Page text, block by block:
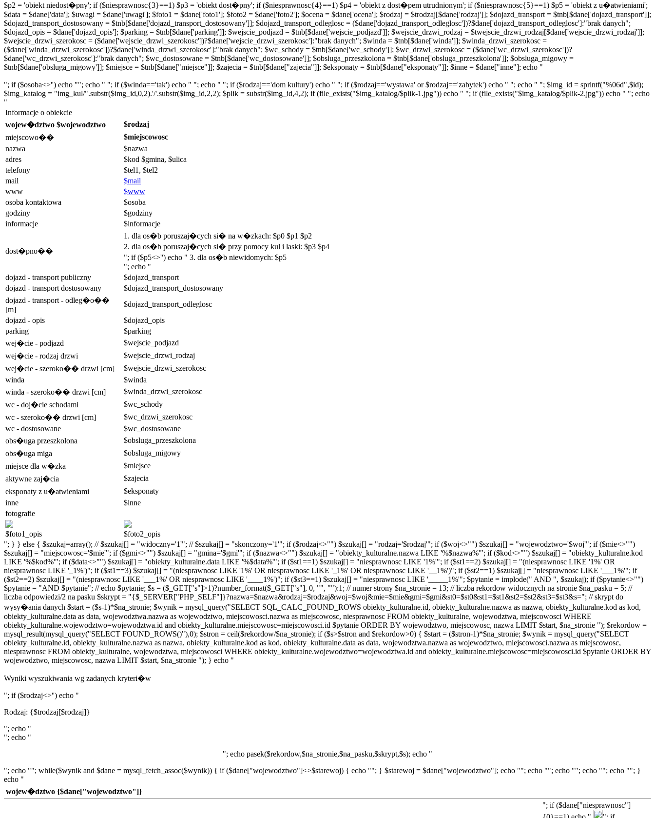
$p2 = 'obiekt niedost�pny'; if ($niesprawnosc{3}==1) $p3 = 'obiekt dost�pny'; if ($niesprawnosc{4}==1) $p4 = 'obiekt z dost�pem utrudnionym'; if ($niesprawnosc{5}==1) $p5 = 'obiekt z u�atwieniami';
$data = $dane['data']; $uwagi = $dane['uwagi']; $foto1 = $dane['foto1']; $foto2 = $dane['foto2']; $ocena = $dane['ocena']; $rodzaj = $trodzaj[$dane['rodzaj']]; $dojazd_transport = $tnb[$dane['dojazd_transport']];
$dojazd_transport_dostosowany = $tnb[$dane['dojazd_transport_dostosowany']]; $dojazd_transport_odleglosc = ($dane['dojazd_transport_odleglosc'])?$dane['dojazd_transport_odleglosc']:"brak danych";
$dojazd_opis = $dane['dojazd_opis']; $parking = $tnb[$dane['parking']]; $wejscie_podjazd = $tnb[$dane['wejscie_podjazd']]; $wejscie_drzwi_rodzaj = $twejscie_drzwi_rodzaj[$dane['wejscie_drzwi_rodzaj']];
$wejscie_drzwi_szerokosc = ($dane['wejscie_drzwi_szerokosc'])?$dane['wejscie_drzwi_szerokosc']:"brak danych"; $winda = $tnb[$dane['winda']]; $winda_drzwi_szerokosc =
($dane['winda_drzwi_szerokosc'])?$dane['winda_drzwi_szerokosc']:"brak danych"; $wc_schody = $tnb[$dane['wc_schody']]; $wc_drzwi_szerokosc = ($dane['wc_drzwi_szerokosc'])?
$dane['wc_drzwi_szerokosc']:"brak danych"; $wc_dostosowane = $tnb[$dane['wc_dostosowane']]; $obsluga_przeszkolona = $tnb[$dane['obsluga_przeszkolona']]; $obsluga_migowy =
$tnb[$dane['obsluga_migowy']]; $miejsce = $tnb[$dane["miejsce"]]; $zajecia = $tnb[$dane["zajecia"]]; $eksponaty = $tnb[$dane["eksponaty"]]; $inne = $dane["inne"]; echo "
"; if ($osoba<>'') echo ""; echo " "; if ($winda=='tak') echo " "; echo " "; if ($rodzaj=='dom kultury') echo " "; if ($rodzaj=='wystawa' or $rodzaj=='zabytek') echo " "; echo " "; $img_id = sprintf("%06d",$id);
$img_katalog = "img_kul/".substr($img_id,0,2).'/'.substr($img_id,2,2); $plik = substr($img_id,4,2); if (file_exists("$img_katalog/$plik-1.jpg")) echo " "; if (file_exists("$img_katalog/$plik-2.jpg")) echo " "; echo
"
Informacje o obiekcie
wojew�dztwo $wojewodztwo
$rodzaj
miejscowo��
$miejscowosc
nazwa
$nazwa
adres
$kod $gmina, $ulica
telefony
$tel1, $tel2
mail
$mail
www
$www
osoba kontaktowa
$osoba
godziny
$godziny
informacje
$informacje
dost�pno��
1. dla os�b poruszaj�cych si� na w�zkach: $p0 $p1 $p2
2. dla os�b poruszaj�cych si� przy pomocy kul i laski: $p3 $p4
"; if ($p5<>'') echo " 3. dla os�b niewidomych: $p5
"; echo "
dojazd - transport publiczny
$dojazd_transport
dojazd - transport dostosowany
$dojazd_transport_dostosowany
dojazd - transport - odleg�o��
[m]
$dojazd_transport_odleglosc
dojazd - opis
$dojazd_opis
parking
$parking
wej�cie - podjazd
$wejscie_podjazd
wej�cie - rodzaj drzwi
$wejscie_drzwi_rodzaj
wej�cie - szeroko�� drzwi [cm]
$wejscie_drzwi_szerokosc
winda
$winda
winda - szeroko�� drzwi [cm]
$winda_drzwi_szerokosc
wc - doj�cie schodami
$wc_schody
wc - szeroko�� drzwi [cm]
$wc_drzwi_szerokosc
wc - dostosowane
$wc_dostosowane
obs�uga przeszkolona
$obsluga_przeszkolona
obs�uga miga
$obsluga_migowy
miejsce dla w�zka
$miejsce
aktywne zaj�cia
$zajecia
eksponaty z u�atwieniami
$eksponaty
inne
$inne
fotografie
$foto1_opis
$foto2_opis
"; } } else { $szukaj=array(); // $szukaj[] = "widoczny='1'"; // $szukaj[] = "skonczony='1'"; if ($rodzaj<>"") $szukaj[] = "rodzaj='$rodzaj'"; if ($woj<>"") $szukaj[] = "wojewodztwo='$woj'"; if ($mie<>"")
$szukaj[] = "miejscowosc='$mie'"; if ($gmi<>"") $szukaj[] = "gmina='$gmi'"; if ($nazwa<>"") $szukaj[] = "obiekty_kulturalne.nazwa LIKE '%$nazwa%'"; if ($kod<>"") $szukaj[] = "obiekty_kulturalne.kod
LIKE '%$kod%'"; if ($data<>"") $szukaj[] = "obiekty_kulturalne.data LIKE '%$data%'"; if ($st1==1) $szukaj[] = "niesprawnosc LIKE '1%'"; if ($st1==2) $szukaj[] = "(niesprawnosc LIKE '1%' OR
niesprawnosc LIKE '_1%')"; if ($st1==3) $szukaj[] = "(niesprawnosc LIKE '1%' OR niesprawnosc LIKE '_1%' OR niesprawnosc LIKE '__1%')"; if ($st2==1) $szukaj[] = "niesprawnosc LIKE '___1%'"; if
($st2==2) $szukaj[] = "(niesprawnosc LIKE '___1%' OR niesprawnosc LIKE '____1%')"; if ($st3==1) $szukaj[] = "niesprawnosc LIKE '_____1%'"; $pytanie = implode(" AND ", $szukaj); if ($pytanie<>"")
$pytanie = "AND $pytanie"; // echo $pytanie; $s = ($_GET["s"]>1)?number_format($_GET["s"], 0, "", ""):1; // numer strony $na_stronie = 13; // liczba rekordow widocznych na stronie $na_pasku = 5; //
liczba odpowiedzi/2 na pasku $skrypt = "{$_SERVER["PHP_SELF"]}?nazwa=$nazwa&rodzaj=$rodzaj&woj=$woj&mie=$mie&gmi=$gmi&st0=$st0&st1=$st1&st2=$st2&st3=$st3&s="; // skrypt do
wysy�ania danych $start = ($s-1)*$na_stronie; $wynik = mysql_query("SELECT SQL_CALC_FOUND_ROWS obiekty_kulturalne.id, obiekty_kulturalne.nazwa as nazwa, obiekty_kulturalne.kod as kod,
obiekty_kulturalne.data as data, wojewodztwa.nazwa as wojewodztwo, miejscowosci.nazwa as miejscowosc, niesprawnosc FROM obiekty_kulturalne, wojewodztwa, miejscowosci WHERE
obiekty_kulturalne.wojewodztwo=wojewodztwa.id and obiekty_kulturalne.miejscowosc=miejscowosci.id $pytanie ORDER BY wojewodztwo, miejscowosc, nazwa LIMIT $start, $na_stronie "); $rekordow =
mysql_result(mysql_query("SELECT FOUND_ROWS()"),0); $stron = ceil($rekordow/$na_stronie); if ($s>$stron and $rekordow>0) { $start = ($stron-1)*$na_stronie; $wynik = mysql_query("SELECT
obiekty_kulturalne.id, obiekty_kulturalne.nazwa as nazwa, obiekty_kulturalne.kod as kod, obiekty_kulturalne.data as data, wojewodztwa.nazwa as wojewodztwo, miejscowosci.nazwa as miejscowosc,
niesprawnosc FROM obiekty_kulturalne, wojewodztwa, miejscowosci WHERE obiekty_kulturalne.wojewodztwo=wojewodztwa.id and obiekty_kulturalne.miejscowosc=miejscowosci.id $pytanie ORDER BY
wojewodztwo, miejscowosc, nazwa LIMIT $start, $na_stronie "); } echo "
Wyniki wyszukiwania wg zadanych kryteri�w
"; if ($rodzaj<>'') echo "
Rodzaj: {$trodzaj[$rodzaj]}
"; echo "
"; echo "
"; echo pasek($rekordow,$na_stronie,$na_pasku,$skrypt,$s); echo "
"; echo ""; while($wynik and $dane = mysql_fetch_assoc($wynik)) { if ($dane["wojewodztwo"]<>$starewoj) { echo ""; } $starewoj = $dane["wojewodztwo"]; echo ""; echo ""; echo ""; echo ""; echo ""; }
echo "
wojew�dztwo {$dane["wojewodztwo"]}
"; if ($dane["niesprawnosc"]